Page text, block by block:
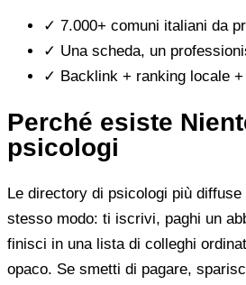
✓ 7.000+ comuni italiani da
✓ Una scheda, un
✓ Backlink + ranking locale
Perché esiste
psicologi
Le directory di psicologi più
stesso modo: ti iscrivi, paghi un
finisci in una lista di colleghi
opaco. Se smetti di pagare,